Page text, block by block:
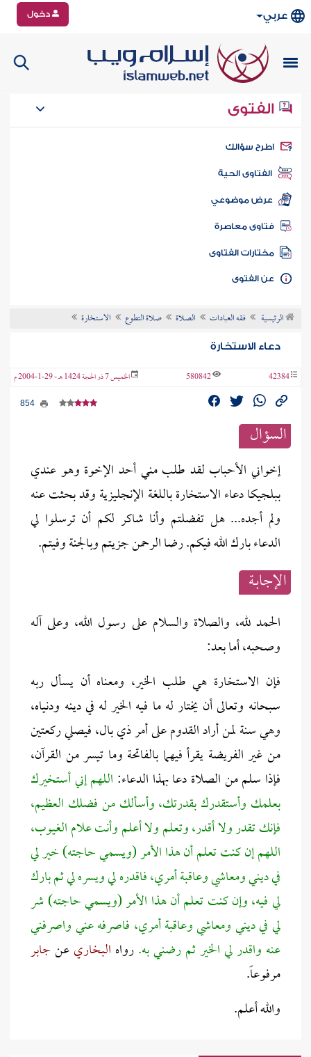
عربي دخول
الفتوى
سؤالك
الفتاوى الحية
عرض موضوعي
فتاوى معاصرة
مختارات الفتاوى
الفتوى
الرئيسية فقه العبادات الصلاة صلاة التطوع الاستخارة
دعاء الاستخارة
42384
580842 الخميس 7 ذو الحجة 1424 هـ - 29-1-2004 م
السؤال
إخواني الأحباب لقد طلب مني أحد الإخوة وهو عندي
ببلجيكا دعاء الاستخارة باللغة الإنجليزية وقد بحثت عنه
ولم أجده... هل تفضلتم وأنا شاكر لكم أن ترسلوا لي
الدعاء بارك الله فيكم. رضا الرحمن جزيتم وبالجنة وفيتم.
الإجابــة
الحمد لله، والصلاة والسلام على رسول الله، وعلى آله
وصحبه، أما بعد:
فإن الاستخارة هي طلب الخير، ومعناه أن يسأل ربه
سبحانه وتعالى أن يختار له ما فيه الخير له في دينه ودنياه،
وهي سنة لمن أراد القدوم على أمر ذي بال، فيصلي ركعتين
من غير الفريضة يقرأ فيهما بالفاتحة وما تيسر من القرآن،
فإذا سلم من الصلاة دعا بهذا الدعاء: اللهم إني أستخيرك
بعلمك وأستقدرك بقدرتك، وأسألك من فضلك العظيم،
فإنك تقدر ولا أقدر، وتعلم ولا أعلم وأنت علام الغيوب،
اللهم إن كنت تعلم أن هذا الأمر (ويسمي حاجته) خير لي
في ديني ومعاشي وعاقبة أمري، فاقدره لي ويسره لي ثم بارك
لي فيه، وإن كنت تعلم أن هذا الأمر (ويسمي حاجته) شر
لي في ديني ومعاشي وعاقبة أمري، فاصرفه عني واصرفني
عنه واقدر لي الخير ثم رضني به.رواه البخاريعنجابر
مرفوعاً.
والله أعلم.